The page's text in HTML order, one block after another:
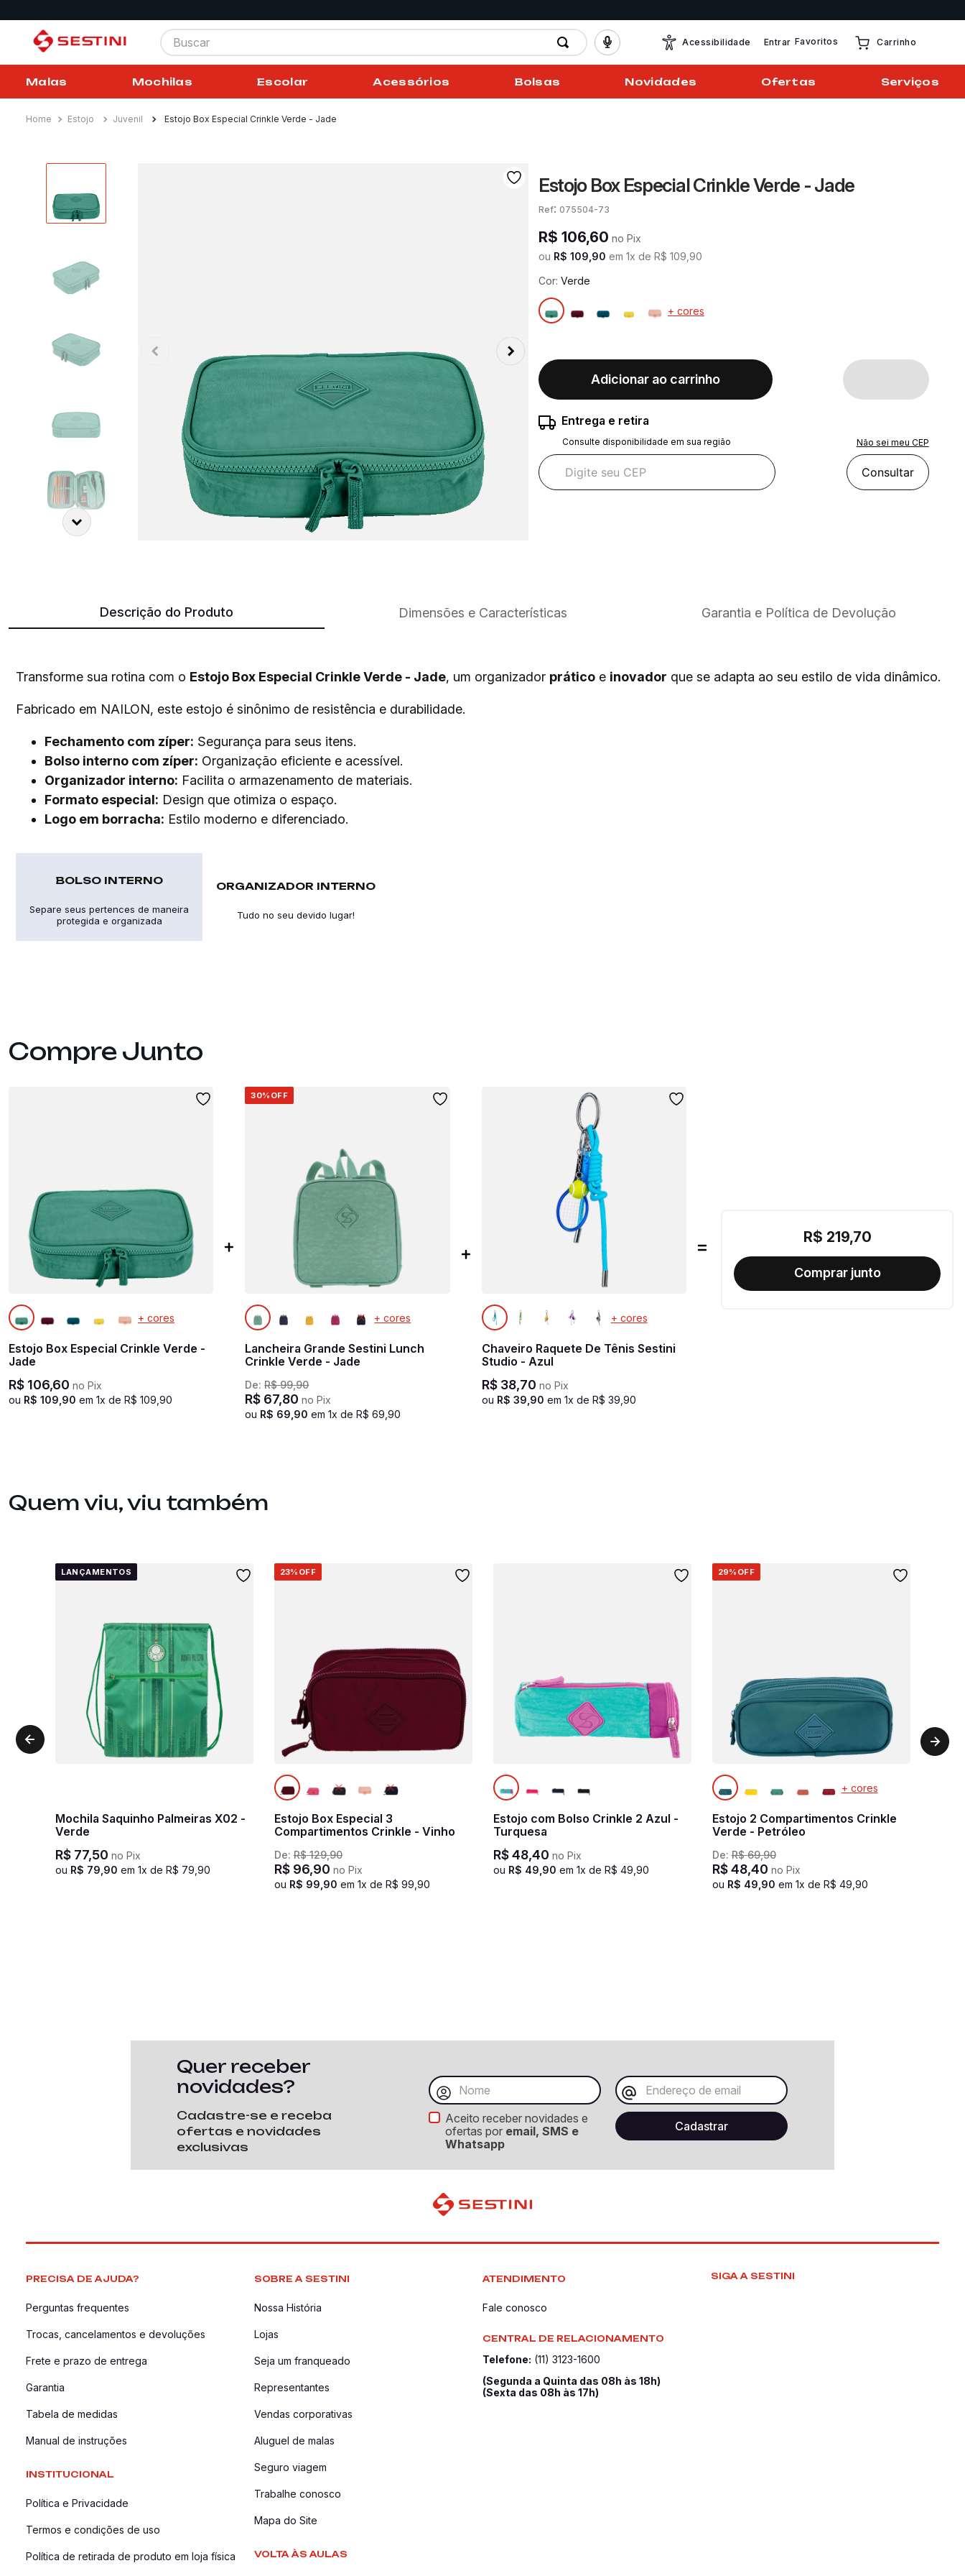
Buscar
Acessibilidade Entrar Favoritos Carrinho
Malas Mochilas Escolar Acessórios Bolsas Novidades Ofertas Serviços
Estojo Juvenil Estojo Box Especial Crinkle Verde - Jade
Estojo Box Especial Crinkle Verde - Jade
: 075504-73
R$ 106,60 no Pix
ou R$ 109 90 em 1x de R$ 109 90
Cor: Verde
+ cores
Adicionar ao carrinho
Entrega e retira
Consulte disponibilidade em sua região Não sei meu CEP
Consultar
Descrição do Produto Dimensões e Características Garantia e Política de Devolução
Transforme sua rotina com o Estojo Box Especial Crinkle Verde - Jade, um organizador prático e inovador que se adapta ao seu estilo de vida dinâmico.
Fabricado em NAILON, este estojo é sinônimo de resistência e durabilidade.
Fechamento com zíper: Segurança para seus itens.
Bolso interno com zíper: Organização eficiente e acessível.
Organizador interno: Facilita o armazenamento de materiais.
Formato especial: Design que otimiza o espaço.
Logo em borracha: Estilo moderno e diferenciado.
BOLSO INTERNO
Separe seus pertences de maneira
protegida e organizada
ORGANIZADOR INTERNO
Tudo no seu devido lugar!
+ cores
Estojo Box Especial Crinkle Verde -
Jade
R$ 106,60 no Pix
ou R$ 109,90 em 1x de R$ 109,90
30% OFF
+ cores
Lancheira Grande Sestini Lunch
Crinkle Verde - Jade
De:R$ 99,90
R$ 67,80 no Pix
ou R$ 69,90 em1x de R$ 69,90
+ cores
Chaveiro Raquete De Tênis Sestini
Studio - Azul
R$ 38,70 no Pix
ou R$ 39,90 em 1x de R$ 39,90
R$ 219,70
Quem viu, viu também
LANÇAMENTOS
Mochila Saquinho Palmeiras X02 -
Verde
R$ 77,50 no Pix
ou R$ 79,90 em 1x de R$ 79,90
23% OFF
Estojo Box Especial 3
Compartimentos Crinkle - Vinho
De:R$ 129,90
R$ 96,90 no Pix
ou R$ 99,90 em 1x de R$ 99,90
Estojo com Bolso Crinkle 2 Azul -
Turquesa
R$ 48,40 no Pix
ou R$ 49,90 em 1x de R$ 49,90
29% OFF
+ cores
Estojo 2 Compartimentos Crinkle
Verde - Petróleo
De:R$ 69,90
R$ 48,40 no Pix
ou R$ 49,90 em 1x de R$ 49,90
Quer receber
novidades?
Cadastre-se e receba
ofertas e novidades
exclusivas
Aceito receber novidades e
ofertas por email, SMS e
Whatsapp
PRECISA DE AJUDA?
Perguntas frequentes
Trocas, cancelamentos e devoluções
Frete e prazo de entrega
Garantia
Tabela de medidas
Manual de instruções
INSTITUCIONAL
Política e Privacidade
Termos e condições de uso
Política de retirada de produto em loja física
SOBRE A SESTINI
Nossa História
Lojas
Seja um franqueado
Representantes
Vendas corporativas
Aluguel de malas
Seguro viagem
Trabalhe conosco
Mapa do Site
VOLTA ÀS AULAS
ATENDIMENTO
Fale conosco
CENTRAL DE RELACIONAMENTO
Telefone: (11) 3123-1600
(Segunda a Quinta das 08h às 18h)
(Sexta das 08h às 17h)
SIGA A SESTINI